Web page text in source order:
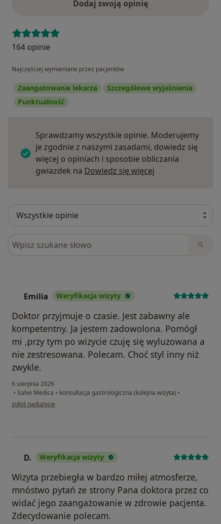
Dodaj swoją opinię
164 opinie
Najczęściej wymieniane przez pacjentów
Zaangażowanie lekarza
Szczegółowe wyjaśnienia
Punktualność
Sprawdzamy wszystkie opinie. Moderujemy
je zgodnie z naszymi zasadami, dowiedz się
więcej o opiniach i sposobie obliczania
gwiazdek na Dowiedz się więcej
Szukaj w opiniach
Emilia Weryfikacja wizyty
Doktor przyjmuje o czasie. Jest zabawny ale
kompetentny. Ja jestem zadowolona. Pomógł
mi ,przy tym po wizycie czuję się wyluzowana a
nie zestresowana. Polecam. Choć styl inny niż
zwykle.
6 sierpnia 2026
• Salve Medica • konsultacja gastrologiczna (kolejna wizyta) •
w opinii użytkownika Emilia
zgłoś nadużycie
D. Weryfikacja wizyty
Wizyta przebiegła w bardzo miłej atmosferze,
mnóstwo pytań ze strony Pana doktora przez co
widać jego zaangażowanie w zdrowie pacjenta.
Zdecydowanie polecam.